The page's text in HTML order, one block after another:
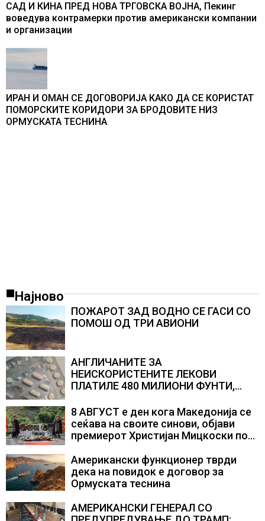
САД И КИНА ПРЕД НОВА ТРГОВСКА ВОЈНА, Пекинг
воведува контрамерки против американски компании
и организации
ИРАН И ОМАН СЕ ДОГОВОРИЈА КАКО ДА СЕ КОРИСТАТ
ПОМОРСКИТЕ КОРИДОРИ ЗА БРОДОВИТЕ НИЗ
ОРМУСКАТА ТЕСНИНА
Најново
ПОЖАРОТ ЗАД ВОДНО СЕ ГАСИ СО
ПОМОШ ОД ТРИ АВИОНИ
АНГЛИЧАНИТЕ ЗА
НЕИСКОРИСТЕНИТЕ ЛЕКОВИ
ПЛАТИЛЕ 480 МИЛИОНИ ФУНТИ,
само лекови што навистина им се
потребни
8 АВГУСТ е ден кога Македонија се
сеќава на своите синови, објави
премиерот Христијан Мицкоски по
загинувањето на десетмината
прилепски бранители
Американски функционер тврди
дека на повидок е договор за
Ормуската теснина
АМЕРИКАНСКИ ГЕНЕРАЛ СО